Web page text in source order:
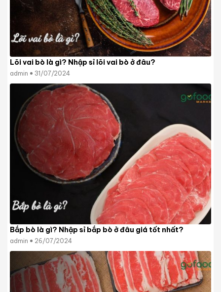
Lõi vai bò là gì? Nhập sỉ lõi vai bò ở đâu?
admin 31/07/2024
Bắp bò là gì? Nhập sỉ bắp bò ở đâu giá tốt nhất?
admin 26/07/2024